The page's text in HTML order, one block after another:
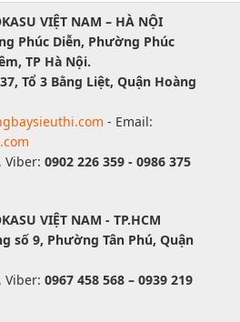
VIỆT NAM – HÀ NỘI
Phúc Diễn, Phường Phúc
TP Hà Nội.
Tổ 3 Bằng Liệt, Quận Hoàng
- Email:
Viber: 0902 226 359 - 0986 375
VIỆT NAM - TP.HCM
số 9, Phường Tân Phú, Quận
Viber: 0967 458 568 – 0939 219